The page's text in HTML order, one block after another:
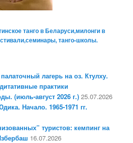
лагерь на оз. Ктулху.
практики
(июль-август 2026 г.) 25.07.2026
Начало. 1965-1971 гг.
туристов: кемпинг на
16.07.2026